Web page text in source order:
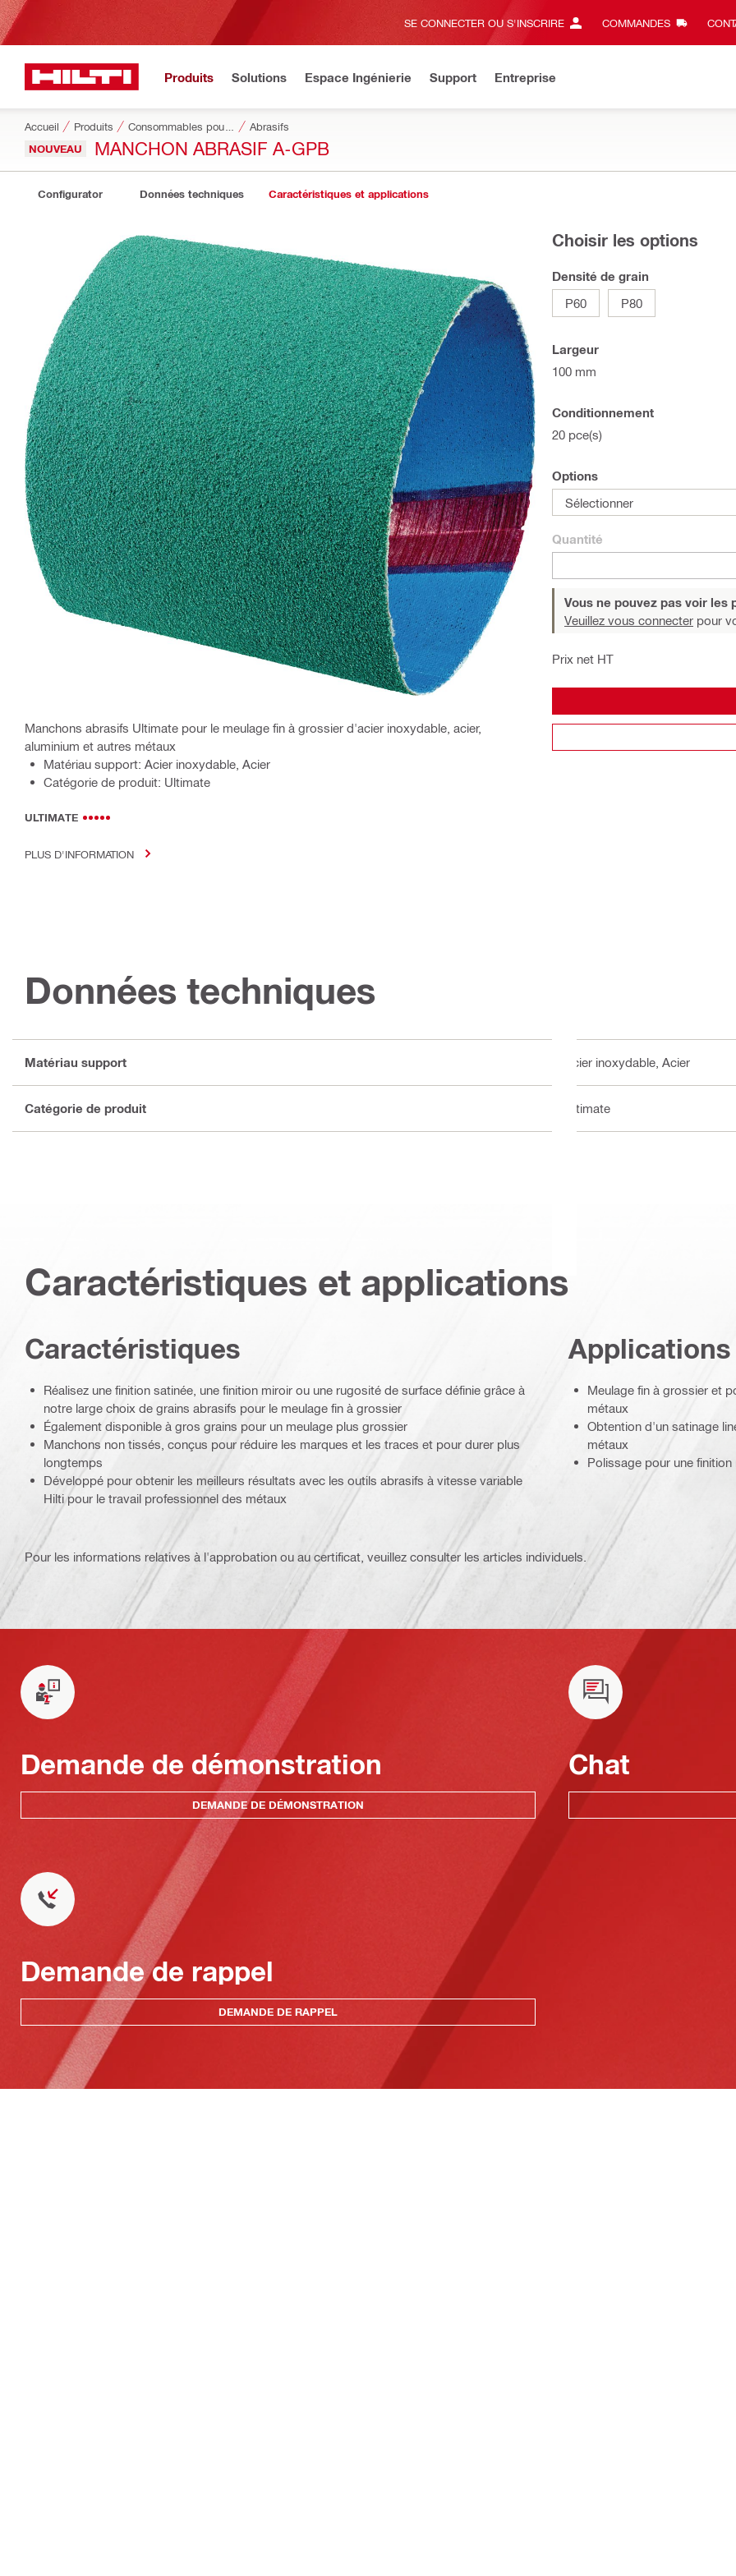
SE CONNECTER OU S'INSCRIRE COMMANDES
Produits Solutions Espace Ingénierie Support Entreprise
Accueil Produits Abrasifs
NOUVEAU MANCHON ABRASIF A-GPB
Configurator Données techniques Caractéristiques et applications
Manchons abrasifs Ultimate pour le meulage fin à grossier d'acier inoxydable, acier,
aluminium et autres métaux
Matériau support: Acier inoxydable, Acier
Catégorie de produit: Ultimate
ULTIMATE
PLUS D'INFORMATION
Choisir les options
Densité de grain
P60
P80
Largeur
100 mm
Conditionnement
20 pce(s)
Options
Sélectionner
Quantité
Vous ne pouvez pas voir les
Veuillez vous connecter pour
Prix net HT
Données techniques
Matériau support Acier inoxydable, Acier
Catégorie de produit Ultimate
Caractéristiques et applications
Caractéristiques
Réalisez une finition satinée, une finition miroir ou une rugosité de surface définie grâce à
notre large choix de grains abrasifs pour le meulage fin à grossier
Également disponible à gros grains pour un meulage plus grossier
Manchons non tissés, conçus pour réduire les marques et les traces et pour durer plus
longtemps
Développé pour obtenir les meilleurs résultats avec les outils abrasifs à vitesse variable
Hilti pour le travail professionnel des métaux
Applications
Meulage fin à grossier et
métaux
Obtention d'un satinage
métaux
Polissage pour une
Pour les informations relatives à l'approbation ou au certificat, veuillez consulter les articles individuels.
Demande de démonstration
DEMANDE DE DÉMONSTRATION
Chat
Demande de rappel
DEMANDE DE RAPPEL